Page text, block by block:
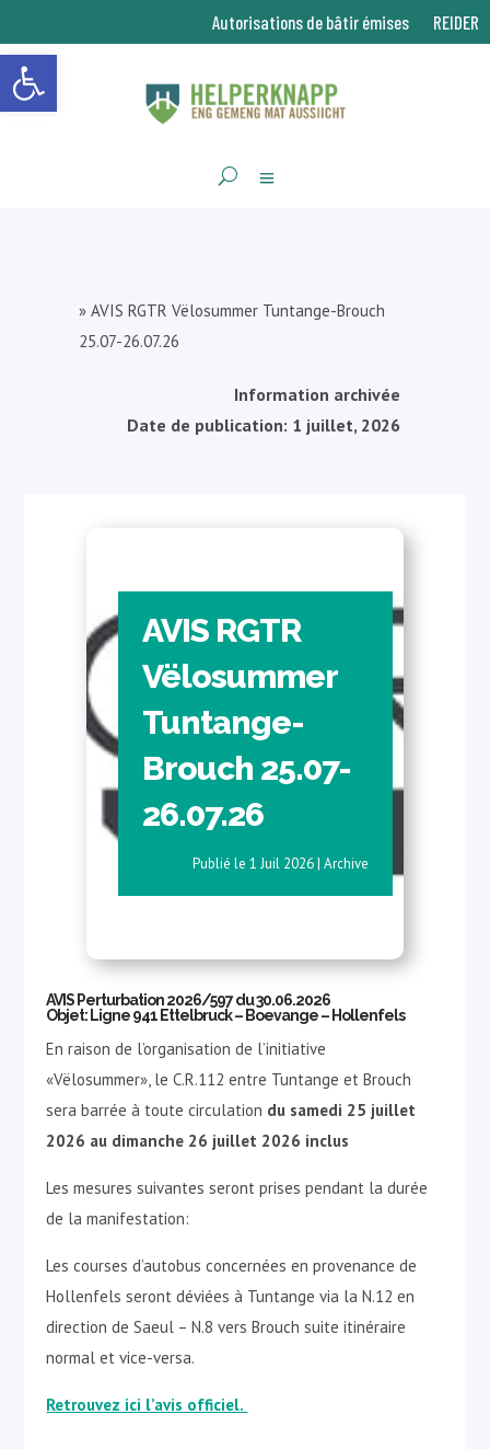
Ouvrir la barre d’outils
Autorisations de bâtir émises REIDER
» AVIS RGTR Vëlosummer Tuntange-Brouch
25.07-26.07.26
Information archivée
Date de publication: 1 juillet, 2026
AVIS RGTR
Vëlosummer
Tuntange-
Brouch 25.07-
26.07.26
1 Juil 2026| Archive
AVIS Perturbation 2026/597 du 30.06.2026
Objet: Ligne 941 Ettelbruck – Boevange – Hollenfels
En raison de l’organisation de l’initiative
«Vëlosummer», le C.R.112 entre Tuntange et Brouch
sera barrée à toute circulation du samedi 25 juillet
2026 au dimanche 26 juillet 2026 inclus
Les mesures suivantes seront prises pendant la durée
de la manifestation:
Les courses d’autobus concernées en provenance de
Hollenfels seront déviées à Tuntange via la N.12 en
direction de Saeul – N.8 vers Brouch suite itinéraire
normal et vice-versa.
Retrouvez ici l’avis officiel.